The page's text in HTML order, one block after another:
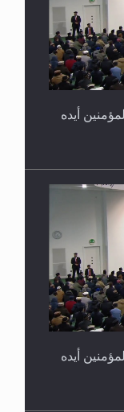
أيده
أيده